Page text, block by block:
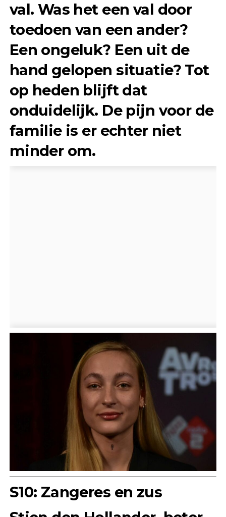
val. Was het een val door
toedoen van een ander?
Een ongeluk? Een uit de
hand gelopen situatie? Tot
op heden blijft dat
onduidelijk. De pijn voor de
familie is er echter niet
minder om.
S10: Zangeres en zus